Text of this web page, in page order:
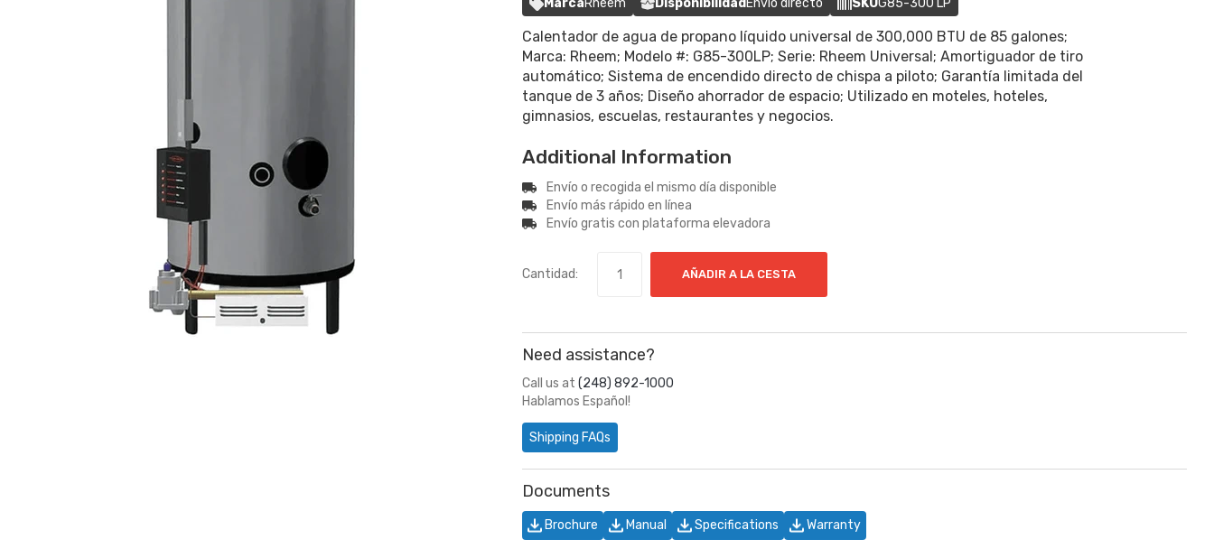
MarcaRheem Disponibilidad Envío directo SKUG85-300 LP
Calentador de agua de propano líquido universal de 300,000 BTU de 85 galones;
Marca: Rheem; Modelo #: G85-300LP; Serie: Rheem Universal; Amortiguador de tiro
automático; Sistema de encendido directo de chispa a piloto; Garantía limitada del
tanque de 3 años; Diseño ahorrador de espacio; Utilizado en moteles, hoteles,
gimnasios, escuelas, restaurantes y negocios.
Additional Information
Envío o recogida el mismo día disponible
Envío más rápido en línea
Envío gratis con plataforma elevadora
Cantidad: AÑADIR A LA CESTA
Need assistance?
Call us at (248) 892-1000
Hablamos Español!
Shipping FAQs
Documents
Brochure Manual Specifications Warranty